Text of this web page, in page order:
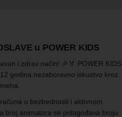
u POWER KIDS
i zdrav način! 🎉🏅 POWER KIDS
godina nezaboravno iskustvo kroz
o bezbednosti i aktivnom
broj animatora se prilagođava broju